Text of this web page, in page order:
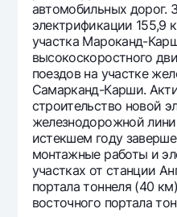
автомобильных дорог.
электрификации 155,9
участка Мароканд-
высокоскоростного
поездов на участке
Самарканд-Карши.
строительство новой
железнодорожной
истекшем году
монтажные работы и
участках от станции
портала тоннеля (40
восточного портала